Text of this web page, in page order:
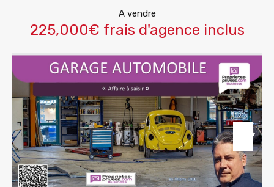
A vendre
225,000€ frais d'agence inclus